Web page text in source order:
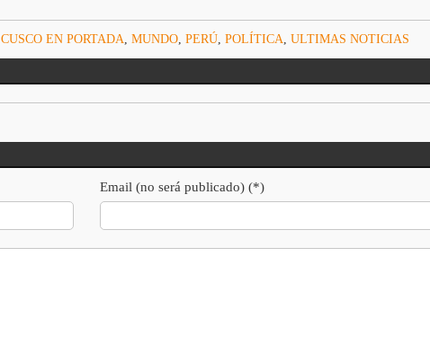
CUSCO EN PORTADA MUNDO, PERÚ, POLÍTICA ULTIMAS NOTICIAS
Email (no será publicado) (*)